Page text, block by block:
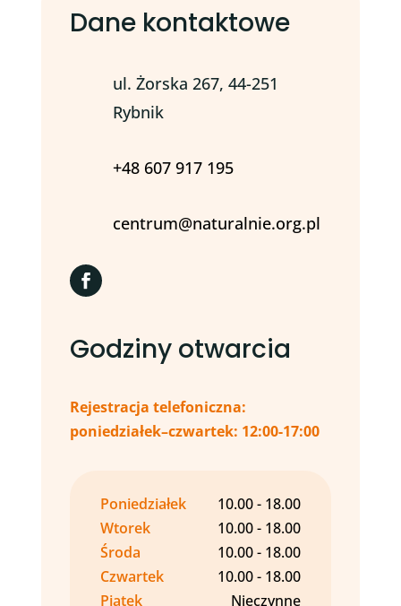
Dane kontaktowe
ul. Żorska 267, 44-251
Rybnik
+48 607 917 195
centrum@naturalnie.org.pl
Godziny otwarcia
Rejestracja telefoniczna:
poniedziałek–czwartek: 12:00-17:00
Poniedziałek
10.00 - 18.00
Wtorek
10.00 - 18.00
Środa
10.00 - 18.00
Czwartek
10.00 - 18.00
Piątek
Nieczynne